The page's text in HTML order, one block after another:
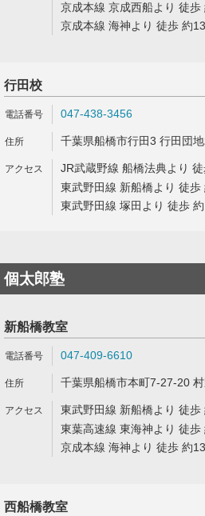
京成本線 京成西船より 徒歩
京成本線 海神より 徒歩 約
行田校
047-438-3456
千葉県船橋市行田3 行田団
JR武蔵野線 船橋法典より
東武野田線 新船橋より 徒歩
東武野田線 塚田より 徒歩
個太郎塾
新船橋教室
047-409-6610
千葉県船橋市本町7-27-20
東武野田線 新船橋より 徒歩
東葉高速線 東海神より 徒歩
京成本線 海神より 徒歩 約
西船橋教室